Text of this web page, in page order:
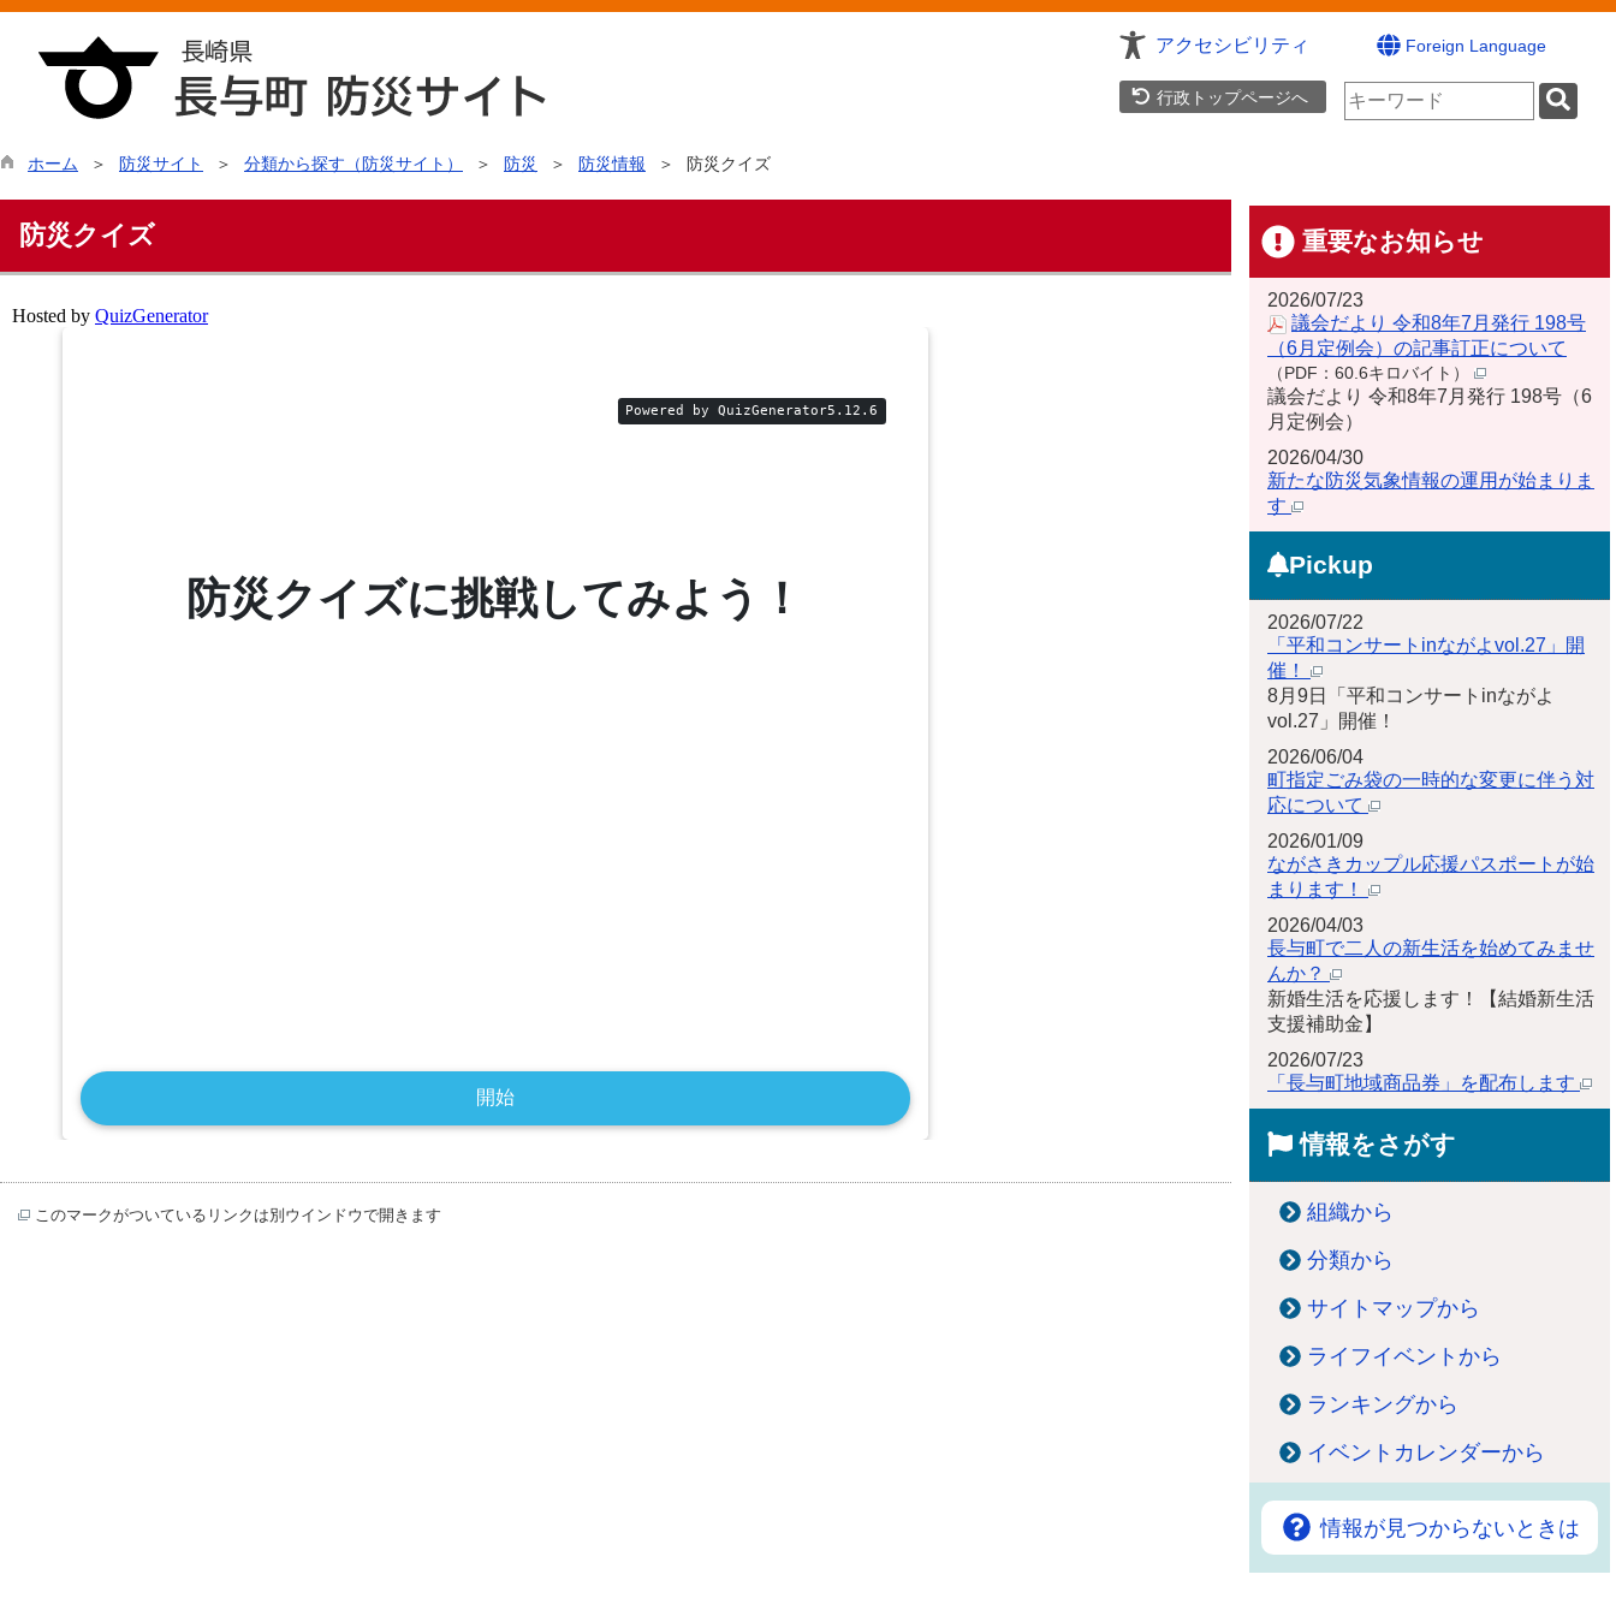
アクセシビリティ Foreign Language
行政トップページへ
検
索
ー
ド
ホーム 防災サイト 分類から探す（防災サイト） 防災 防災情報 防災クイズ
防災クイズ
このマークがついているリンクは別ウインドウで開きます
重要なお知らせ
2026/07/23
議会だより 令和8年7月発行 198号
（6月定例会）の記事訂正について
（PDF：60.6キロバイト）
議会だより 令和8年7月発行 198号（6
月定例会）
2026/04/30
新たな防災気象情報の運用が始まりま
す
Pickup
2026/07/22
「平和コンサートinながよvol.27」開
催！
8月9日「平和コンサートinながよ
vol.27」開催！
2026/06/04
町指定ごみ袋の一時的な変更に伴う対
応について
2026/01/09
ながさきカップル応援パスポートが始
まります！
2026/04/03
長与町で二人の新生活を始めてみませ
んか？
新婚生活を応援します！【結婚新生活
支援補助金】
2026/07/23
「長与町地域商品券」を配布します
情報をさがす
組織から
分類から
サイトマップから
ライフイベントから
ランキングから
イベントカレンダーから
情報が見つからないときは